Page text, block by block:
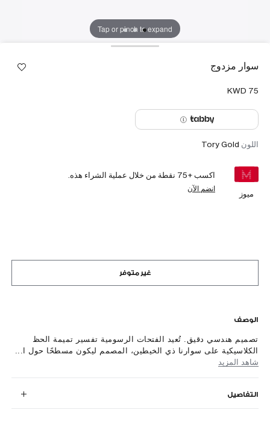
Tap or pinch to expand
سوار مزدوج
اللون Tory Gold
ميوز
اكسب +75 نقطة من خلال عملية الشراء هذه.
انضم الآن
غير متوفر
الوصف
تصميم هندسي دقيق. تُعيد الفتحات الرسومية تفسير تميمة الحظ
الكلاسيكية على سوارنا ذي الخيطين، المصمم ليكون مسطحًا حول ا...
شاهد المزيد
التفاصيل